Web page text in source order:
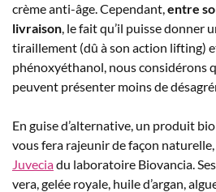
crème anti-âge. Cependant,entre
livraison, le fait qu’il puisse donner
tiraillement (dû à son action lifting)
phénoxyéthanol, nous considérons
peuvent présenter moins de
En guise d’alternative, un produit
vous fera rajeunir de façon
Juveciadu laboratoire Biovancia.
vera, gelée royale, huile d’argan,